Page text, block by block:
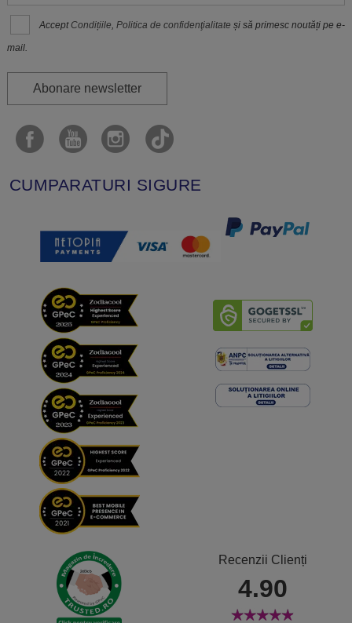
Accept Condițiile ,Politica de confidenţialitate și să primesc noutăți pe e-
mail.
Abonare newsletter
CUMPARATURI SIGURE
Recenzii Clienți
4.90